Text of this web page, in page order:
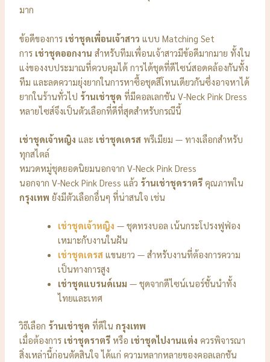
มาก
ข้อดีของการ เช่าชุดเพื่อนเจ้าสาว แบบ Matching Set
การ เช่าชุดออกงาน สำหรับทีมเพื่อนเจ้าสาวมีข้อดีมากมาย ทั้งใน
แง่ของงบประมาณที่ควบคุมได้ การได้ชุดที่ดีไซน์สอดคล้องกันทั้ง
ทีม และลดความยุ่งยากในการหาซื้อชุดสีโทนเดียวกันซึ่งอาจหาได้
ยากในร้านทั่วไป ร้านเช่าชุด ที่มีคอลเลกชัน V-Neck Pink Dress
หลายไซส์จึงเป็นตัวเลือกที่ดีที่สุดสำหรับกรณีนี้
เช่าชุดเจ้าหญิง และ เช่าชุดเดรส พรีเมียม — ทางเลือกสำหรับ
ทุกสไตล์
หมวดหมู่ชุดยอดนิยมนอกจาก V-Neck Pink Dress
นอกจาก V-Neck Pink Dress แล้ว ร้านเช่าชุดราตรี คุณภาพใน
กรุงเทพ ยังมีตัวเลือกอื่นๆ ที่น่าสนใจ เช่น
เช่าชุดเจ้าหญิง — ชุดทรงบอล เน้นกระโปรงฟูฟ่อง
เหมาะกับงานในฝัน
เช่าชุดเดรส แขนยาว — สำหรับงานที่ต้องการความ
เป็นทางการสูง
เช่าชุดแบรนด์เนม — ชุดจากดีไซน์เนอร์ชั้นนำทั้ง
ไทยและเทศ
วิธีเลือก ร้านเช่าชุด ที่ดีในกรุงเทพ
เมื่อต้องการ เช่าชุดราตรี หรือ เช่าชุดไปงานแต่ง ควรพิจารณา
สิ่งเหล่านี้ก่อนตัดสินใจ ได้แก่ ความหลากหลายของคอลเลกชัน